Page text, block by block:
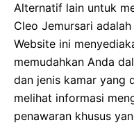
Alternatif lain untuk
Cleo Jemursari
Website ini
memudahkan Anda
dan jenis kamar yang
melihat informasi
penawaran khusus